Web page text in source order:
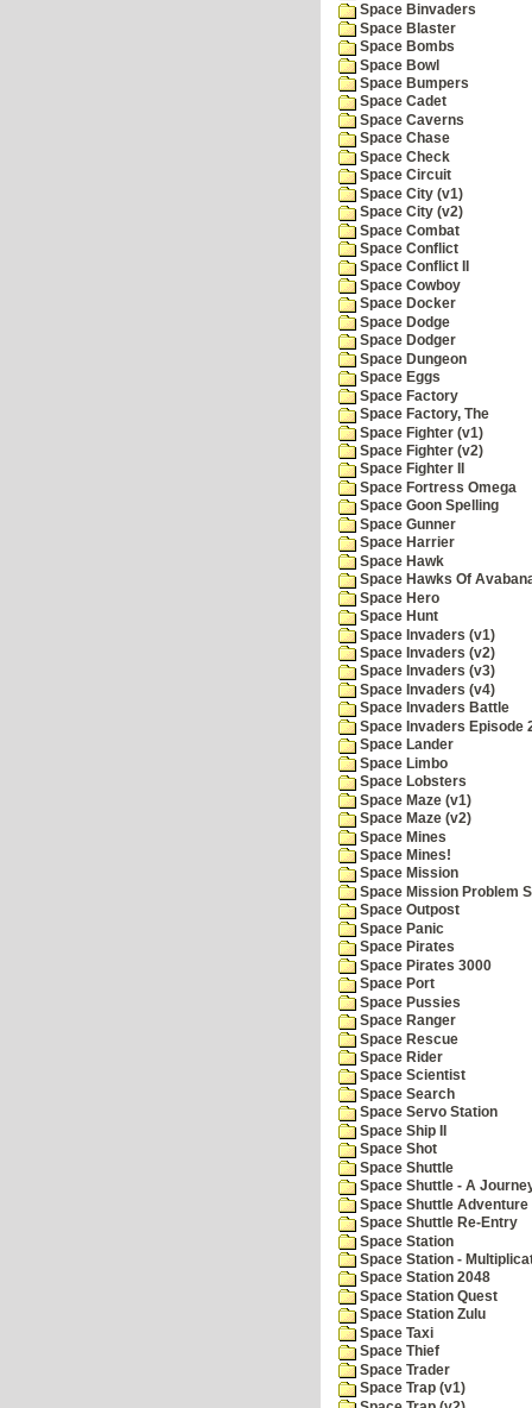
Space Binvaders
Space Blaster
Space Bombs
Space Bowl
Space Bumpers
Space Cadet
Space Caverns
Space Chase
Space Check
Space Circuit
Space City (v1)
Space City (v2)
Space Combat
Space Conflict
Space Conflict II
Space Cowboy
Space Docker
Space Dodge
Space Dodger
Space Dungeon
Space Eggs
Space Factory
Space Factory, The
Space Fighter (v1)
Space Fighter (v2)
Space Fighter II
Space Fortress Omega
Space Goon Spelling
Space Gunner
Space Harrier
Space Hawk
Space Hawks Of
Space Hero
Space Hunt
Space Invaders (v1)
Space Invaders (v2)
Space Invaders (v3)
Space Invaders (v4)
Space Invaders Battle
Space Invaders Episode
Space Lander
Space Limbo
Space Lobsters
Space Maze (v1)
Space Maze (v2)
Space Mines
Space Mines!
Space Mission
Space Mission Problem
Space Outpost
Space Panic
Space Pirates
Space Pirates 3000
Space Port
Space Pussies
Space Ranger
Space Rescue
Space Rider
Space Scientist
Space Search
Space Servo Station
Space Ship II
Space Shot
Space Shuttle
Space Shuttle - A
Space Shuttle Adventure
Space Shuttle Re-Entry
Space Station
Space Station -
Space Station 2048
Space Station Quest
Space Station Zulu
Space Taxi
Space Thief
Space Trader
Space Trap (v1)